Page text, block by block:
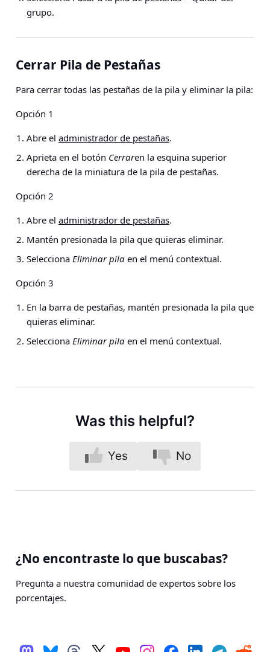
grupo.
Cerrar Pila de Pestañas
Para cerrar todas las pestañas de la pila y eliminar la pila:
Opción 1
Abre el administrador de pestañas.
Aprieta en el botón Cerraren la esquina superior
derecha de la miniatura de la pila de pestañas.
Opción 2
Abre el administrador de pestañas.
Mantén presionada la pila que quieras eliminar.
Selecciona Eliminar pila en el menú contextual.
Opción 3
En la barra de pestañas, mantén presionada la pila que
quieras eliminar.
Selecciona Eliminar pila en el menú contextual.
Was this helpful?
Yes No
¿No encontraste lo que buscabas?
Pregunta a nuestra comunidad de expertos sobre los
porcentajes.